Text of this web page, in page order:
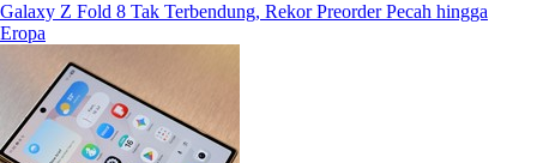
Galaxy Z Fold 8 Tak Terbendung, Rekor Preorder Pecah hingga
Eropa